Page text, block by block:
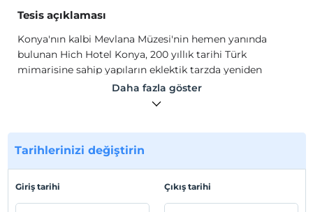
Tesis açıklaması
Konya'nın kalbi Mevlana Müzesi'nin hemen yanında
bulunan Hich Hotel Konya, 200 yıllık tarihi Türk
mimarisine sahip yapıların eklektik tarzda yeniden
restore edilmesi ile 13 odadan oluşmaktadır. Mevlana
Müzesi bahçesinin neredeyse içerisinde yeralan Hich
yerlere yürüme mesafesindedir.
Çevresinde birçok restoran, kafe ve hediyelik eşya
kavramını yitirebilirsiniz. Taş, ahşap ve metalin birlikte
kullanıldığı iç mimari özel tasarım mobilya ve
Daha fazla göster
Tarihlerinizi değiştirin
Giriş tarihi Çıkış tarihi